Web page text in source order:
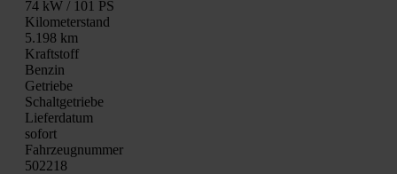
74 kW / 101 PS
Kilo­me­ter­stand
5.198 km
Kraft­stoff
Ben­zin
Getrie­be
Schalt­ge­trie­be
Lie­fer­da­tum
sofort
Fahrzeugnummer
502218